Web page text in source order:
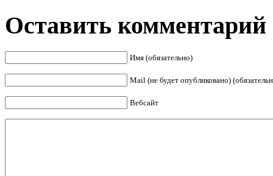
Оставить комментарий
Имя (обязательно)
Mail (не будет опубликовано)
Вебсайт